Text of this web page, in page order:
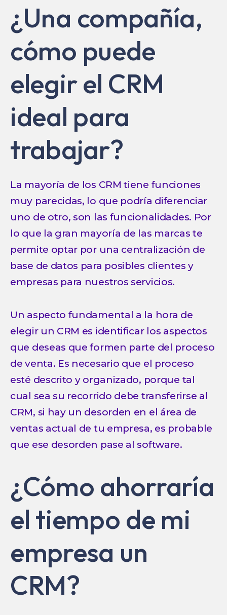
¿Una compañía,
cómo puede
elegir el CRM
ideal para
trabajar?
La mayoría de los CRM tiene funciones
muy parecidas, lo que podría diferenciar
uno de otro, son las funcionalidades. Por
lo que la gran mayoría de las marcas te
permite optar por una centralización de
base de datos para posibles clientes y
empresas para nuestros servicios.
Un aspecto fundamental a la hora de
elegir un CRM es identificar los aspectos
que deseas que formen parte del proceso
de venta. Es necesario que el proceso
esté descrito y organizado, porque tal
cual sea su recorrido debe transferirse al
CRM, si hay un desorden en el área de
ventas actual de tu empresa, es probable
que ese desorden pase al software.
¿Cómo ahorraría
el tiempo de mi
empresa un
CRM?